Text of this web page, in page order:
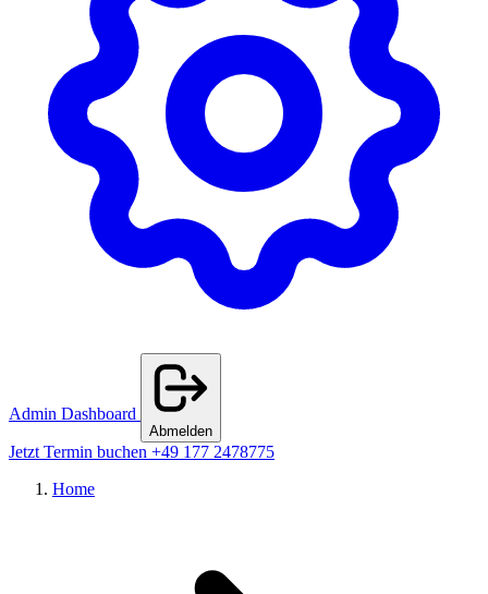
Admin Dashboard
Abmelden
Jetzt Termin buchen +49 177 2478775
Home